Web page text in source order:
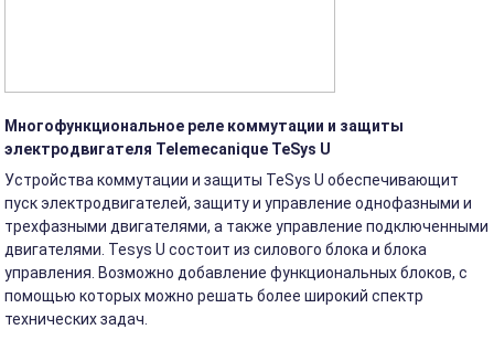
Многофункциональное реле коммутации и защиты
электродвигателя Telemecanique TeSys U
Устройства коммутации и защиты TeSys U обеспечивающит
пуск электродвигателей, защиту и управление однофазными и
трехфазными двигателями, а также управление подключенными
двигателями. Tesys U состоит из силового блока и блока
управления. Возможно добавление функциональных блоков, с
помощью которых можно решать более широкий спектр
технических задач.